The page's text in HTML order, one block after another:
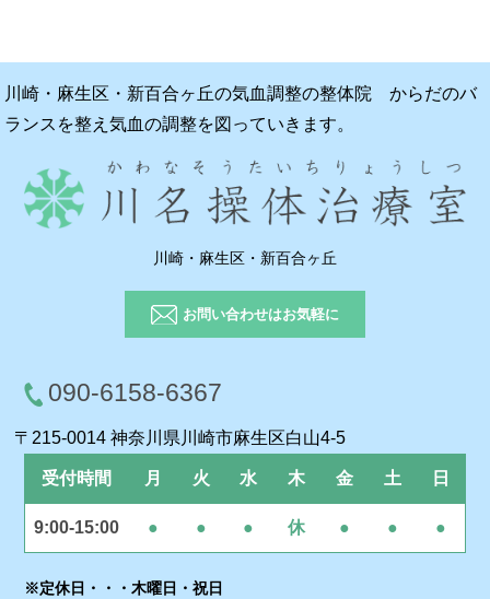
川崎・麻生区・新百合ヶ丘の気血調整の整体院 からだのバ
ランスを整え気血の調整を図っていきます。
川崎・麻生区・新百合ヶ丘
お問い合わせはお気軽に
090-6158-6367
〒215-0014 神奈川県川崎市麻生区白山4-5
受付時間 月 火 水 木 金 土 日
9:00-15:00 ● ● ● 休 ● ● ●
※定休日・・・木曜日・祝日